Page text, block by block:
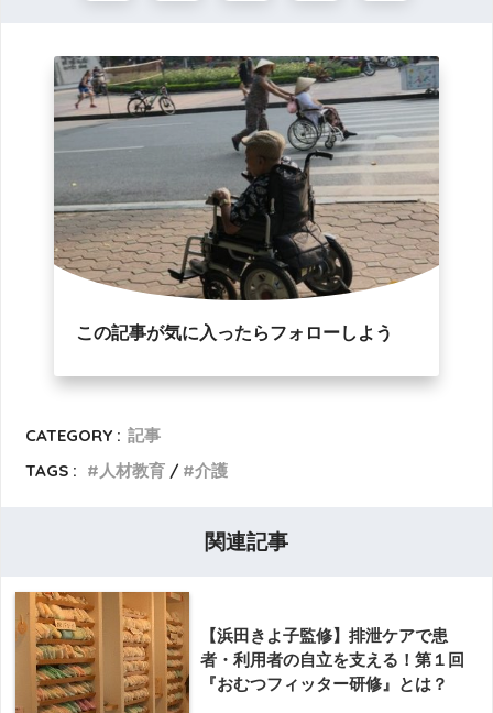
この記事が気に入ったらフォローしよう
CATEGORY : 記事
TAGS :
人材教育 介護
関連記事
【浜田きよ子監修】排泄ケアで患
者・利用者の自立を支える！第１回
『おむつフィッター研修』とは？